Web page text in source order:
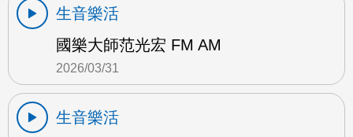
生音樂活
國樂大師范光宏 FM AM
2026/03/31
生音樂活